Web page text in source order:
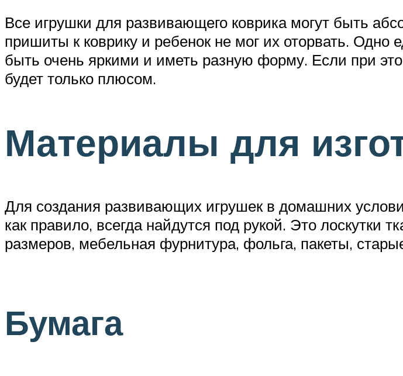
Все игрушки для развивающего коврика могут быть
пришиты к коврику и ребенок не мог их оторвать.
быть очень яркими и иметь разную форму. Если при
будет только плюсом.
Материалы для
Для создания развивающих игрушек в домашних
как правило, всегда найдутся под рукой. Это
размеров, мебельная фурнитура, фольга, пакеты,
Бумага